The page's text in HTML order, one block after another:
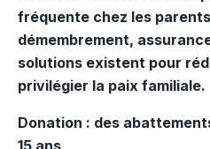
fréquente chez les
démembrement,
solutions existent pour
privilégier la paix familiale.
Donation : des
15 ans